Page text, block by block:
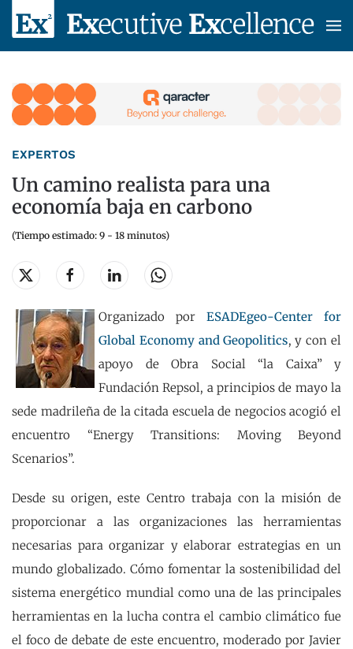
Skip to main content
EXPERTOS
Un camino realista para una
economía baja en carbono
(Tiempo estimado: 9 - 18 minutos)
Organizado por ESADEgeo-Center for
Global Economy and Geopolitics, y con el
apoyo de Obra Social “la Caixa” y
Fundación Repsol, a principios de mayo la
sede madrileña de la citada escuela de negocios acogió el
encuentro “Energy Transitions: Moving Beyond
Scenarios”.
Desde su origen, este Centro trabaja con la misión de
proporcionar a las organizaciones las herramientas
necesarias para organizar y elaborar estrategias en un
mundo globalizado. Cómo fomentar la sostenibilidad del
sistema energético mundial como una de las principales
herramientas en la lucha contra el cambio climático fue
el foco de debate de este encuentro, moderado por Javier